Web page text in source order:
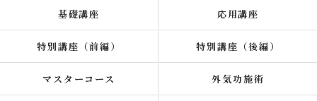
基礎講座 応用講座
特別講座（前編） 特別講座（後編）
マスターコース 外気功施術